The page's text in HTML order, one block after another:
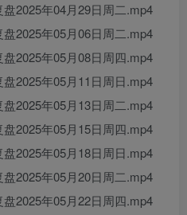
2025年04月29日周二.mp4
2025年05月06日周二.mp4
2025年05月08日周四.mp4
2025年05月11日周日.mp4
2025年05月13日周二.mp4
2025年05月15日周四.mp4
2025年05月18日周日.mp4
2025年05月20日周二.mp4
2025年05月22日周四.mp4